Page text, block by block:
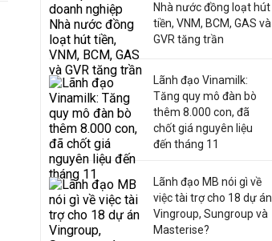
Nhà nước đồng loạt hút
tiền, VNM, BCM, GAS và
GVR tăng trần
Lãnh đạo Vinamilk:
Tăng quy mô đàn bò
thêm 8.000 con, đã
chốt giá nguyên liệu
đến tháng 11
Lãnh đạo MB nói gì về
việc tài trợ cho 18 dự án
Vingroup, Sungroup và
Masterise?